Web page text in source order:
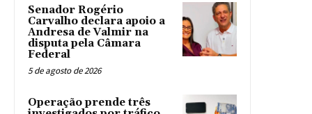
Senador Rogério
Carvalho declara apoio a
Andresa de Valmir na
disputa pela Câmara
Federal
5 de agosto de 2026
Operação prende três